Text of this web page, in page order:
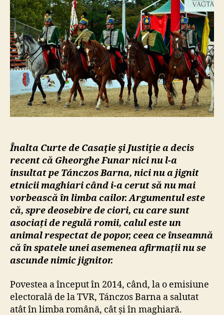
că
din
Înalta Curte de Casaţie şi Justiţiea decis
recent că Gheorghe Funarnici nu l-a
insultat pe Tánczos Barna, nici nu a jignit
etnicii maghiari când i-a cerut să nu mai
vorbească în limba cailor. Argumentul este
că, spre deosebire de ciori, cu care sunt
asociați de regulă romii, calul este un
animal respectat de popor, ceea ce înseamnă
că în spatele unei asemenea afirmații nu se
ascunde nimic jignitor.
Povestea a început în 2014, când, la o emisiune
electorală de la TVR, Tánczos Barna a salutat
atât în limba română, cât și în maghiară.